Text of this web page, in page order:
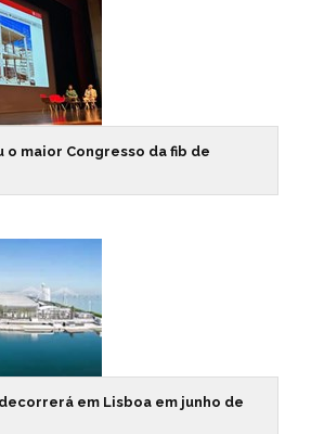
maior Congresso da fib de
em Lisboa em junho de